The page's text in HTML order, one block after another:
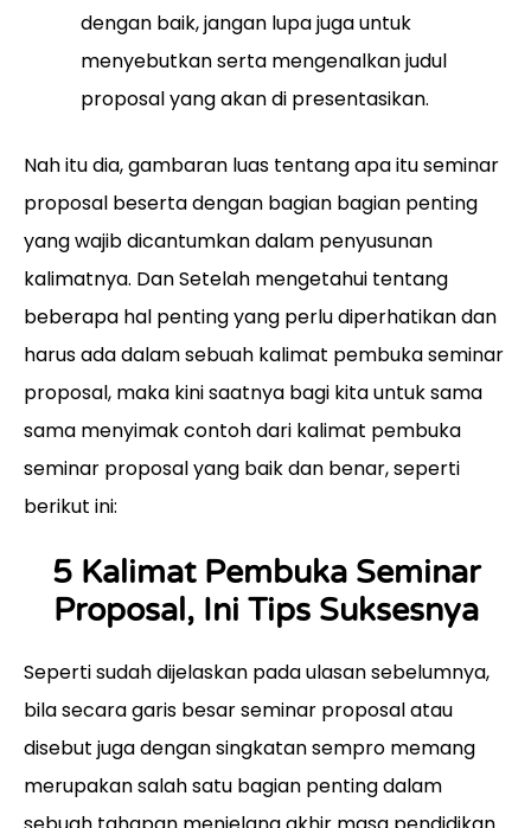
dengan baik, jangan lupa juga untuk
menyebutkan serta mengenalkan judul
proposal yang akan di presentasikan.
Nah itu dia, gambaran luas tentang apa itu seminar
proposal beserta dengan bagian bagian penting
yang wajib dicantumkan dalam penyusunan
kalimatnya. Dan Setelah mengetahui tentang
beberapa hal penting yang perlu diperhatikan dan
harus ada dalam sebuah kalimat pembuka seminar
proposal, maka kini saatnya bagi kita untuk sama
sama menyimak contoh dari kalimat pembuka
seminar proposal yang baik dan benar, seperti
berikut ini:
5 Kalimat Pembuka Seminar
Proposal, Ini Tips Suksesnya
Seperti sudah dijelaskan pada ulasan sebelumnya,
bila secara garis besar seminar proposal atau
disebut juga dengan singkatan sempro memang
merupakan salah satu bagian penting dalam